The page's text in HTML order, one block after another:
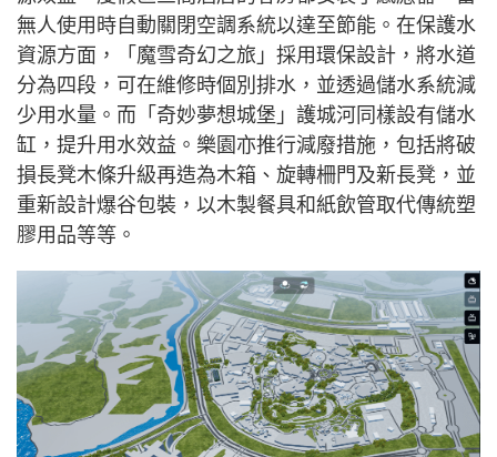
無人使用時自動關閉空調系統以達至節能。在保護水
資源方面，「魔雪奇幻之旅」採用環保設計，將水道
分為四段，可在維修時個別排水，並透過儲水系統減
少用水量。而「奇妙夢想城堡」護城河同樣設有儲水
缸，提升用水效益。樂園亦推行減廢措施，包括將破
損長凳木條升級再造為木箱、旋轉柵門及新長凳，並
重新設計爆谷包裝，以木製餐具和紙飲管取代傳統塑
膠用品等等。